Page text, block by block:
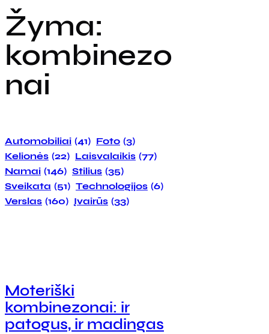
Žyma:
kombinezo
nai
Automobiliai (41) Foto (3)
Kelionės (22) Laisvalaikis (77)
Namai (146) Stilius (35)
Sveikata (51) Technologijos (6)
Verslas (160) Įvairūs (33)
Moteriški
kombinezonai: ir
patogus, ir madingas